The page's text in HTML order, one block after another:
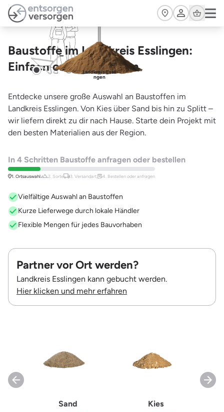
Zum Hauptinhalt springen
Cart
Baustoffe im Landkreis Esslingen:
Einfach online bestellen
Landkreis Essli
ngen
Entdecke unsere große Auswahl an Baustoffen im
Landkreis Esslingen. Von Kies über Sand bis hin zu Splitt –
wir liefern direkt zu dir nach Hause. Starte dein Projekt mit
den besten Materialien aus der Region.
In 4 Schritten Baustoffe anfragen oder bestellen
1. Ortsauswahl 2. Sorte 3. Versandart, 4. Bestellen oder anfragen
Vielfältige Auswahl an Baustoffen
Kurze Lieferwege durch lokale Händler
Flexible Mengen für jedes Bauvorhaben
Partner vor Ort werden?
Landkreis Esslingen kann gebucht werden.
Hier klicken und mehr erfahren
Sand Kies